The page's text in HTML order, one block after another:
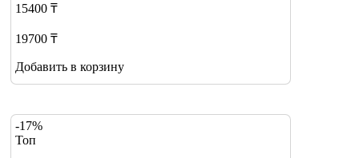
15400 ₸
19700 ₸
Добавить в корзину
-17%
Топ